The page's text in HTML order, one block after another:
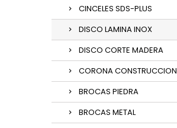
CINCELES SDS-PLUS
DISCO LAMINA INOX
DISCO CORTE MADERA
CORONA CONSTRUCCION
BROCAS PIEDRA
BROCAS METAL